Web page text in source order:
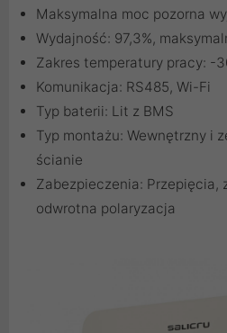
Maksymalna moc pozorna
Wydajność: 97,3%,
Zakres temperatury pracy: -
Komunikacja: RS485, Wi-Fi
Typ baterii: Lit z BMS
Typ montażu: Wewnętrzny i
ścianie
Zabezpieczenia: Przepięcia,
odwrotna polaryzacja